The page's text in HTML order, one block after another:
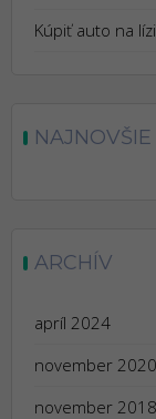
Kúpiť auto na
ARCHÍV
apríl 2024
november 2020
november 2018